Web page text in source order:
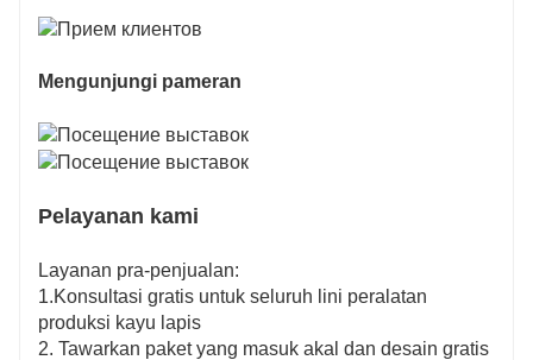
Mengunjungi pameran
Pelayanan kami
Layanan pra-penjualan:
1.Konsultasi gratis untuk seluruh lini peralatan
produksi kayu lapis
2. Tawarkan paket yang masuk akal dan desain gratis